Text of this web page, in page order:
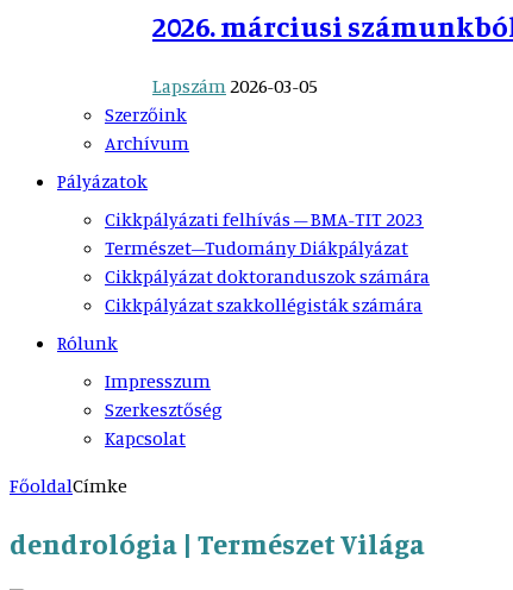
2026. márciusi
Lapszám2026-03-05
Szerzőink
Archívum
Pályázatok
Cikkpályázati felhívás – BMA-TIT 2023
Természet–Tudomány Diákpályázat
Cikkpályázat doktoranduszok számára
Cikkpályázat szakkollégisták számára
Rólunk
Impresszum
Szerkesztőség
Kapcsolat
FőoldalCímke
dendrológia | Természet Világa